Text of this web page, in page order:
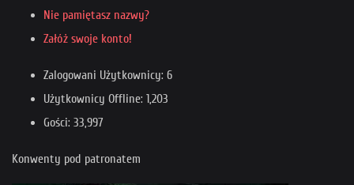
Nie pamiętasz nazwy?
Załóż swoje konto!
Zalogowani Użytkownicy: 6
Użytkownicy Offline: 1,203
Gości: 33,997
Konwenty pod patronatem